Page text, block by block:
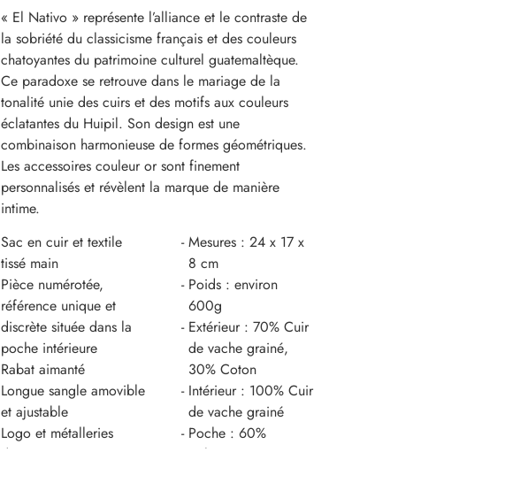
« El Nativo » représente l’alliance et le contraste de
la sobriété du classicisme français et des couleurs
chatoyantes du patrimoine culturel guatemaltèque.
Ce paradoxe se retrouve dans le mariage de la
tonalité unie des cuirs et des motifs aux couleurs
éclatantes du Huipil. Son design est une
combinaison harmonieuse de formes géométriques.
Les accessoires couleur or sont finement
personnalisés et révèlent la marque de manière
intime.
Sac en cuir et textile
tissé main
Pièce numérotée,
référence unique et
discrète située dans la
poche intérieure
Rabat aimanté
Longue sangle amovible
et ajustable
Logo et métalleries
dorés
Mesures : 24 x 17 x
8 cm
Poids : environ
600g
Extérieur : 70% Cuir
de vache grainé,
30% Coton
Intérieur : 100% Cuir
de vache grainé
Poche : 60%
Polyester, 30% Soie